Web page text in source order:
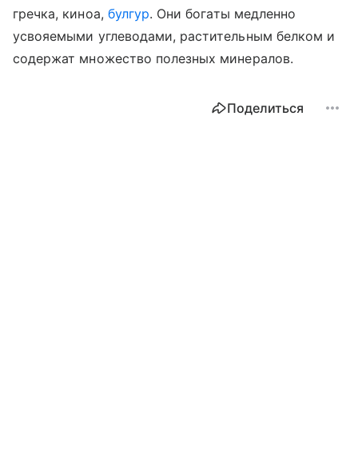
гречка, киноа, булгур. Они богаты медленно
усвояемыми углеводами, растительным белком и
содержат множество полезных минералов.
Поделиться